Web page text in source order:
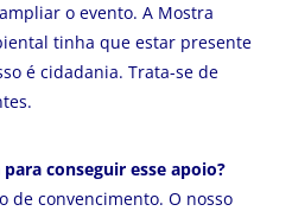
o evento. A Mostra
tinha que estar presente
é cidadania. Trata-se de
conseguir esse apoio?
de convencimento. O nosso